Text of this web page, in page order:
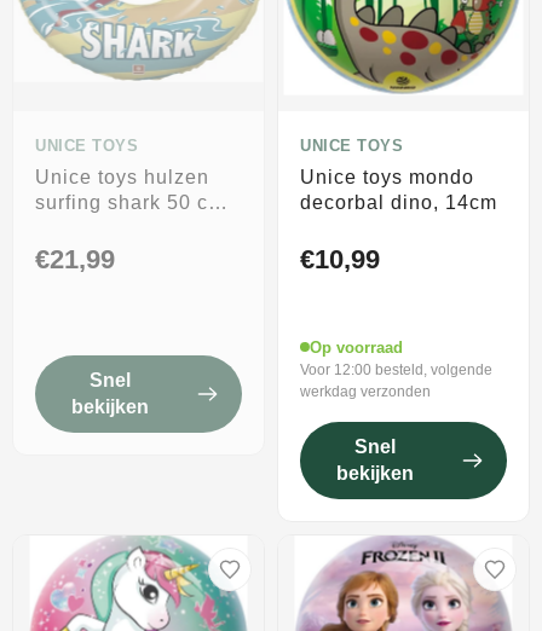
UNICE TOYS
Unice toys hulzen
surfing shark 50 cm
€21,99
Snel
bekijken
UNICE TOYS
Unice toys mondo
decorbal dino, 14cm
€10,99
Op voorraad
Voor 12:00 besteld, volgende
werkdag verzonden
Snel
bekijken